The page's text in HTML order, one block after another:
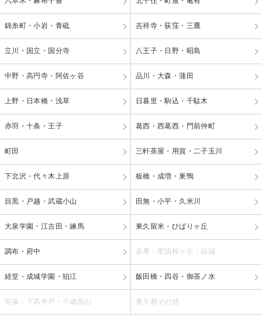
錦糸町・小岩・青砥 吉祥寺・荻窪・三鷹
立川・国立・国分寺 八王子・日野・昭島
中野・高円寺・阿佐ヶ谷 品川・大森・蒲田
上野・日本橋・浅草 日暮里・駒込・千駄木
赤羽・十条・王子 葛西・西葛西・門前仲町
町田 三軒茶屋・用賀・二子玉川
下北沢・代々木上原 板橋・成増・巣鴨
目黒・戸越・武蔵小山 田無・小平・久米川
大泉学園・江古田・練馬 東久留米・ひばりヶ丘
調布・府中 多摩・聖蹟桜ヶ丘・稲城
経堂・成城学園・狛江 飯田橋・四谷・御茶ノ水
笹塚・下高井戸・千歳烏山 東京都その他